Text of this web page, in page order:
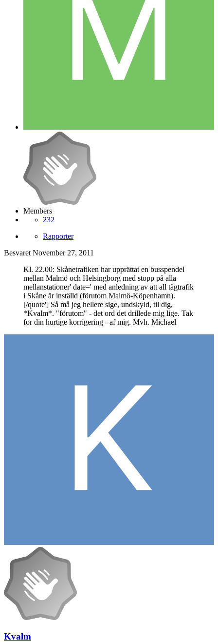
Members
232
Rapporter
Besvaret November 27, 2011
Kl. 22.00: Skånetrafiken har upprättat en busspendel
mellan Malmö och Helsingborg med stopp på alla
mellanstationer' date=' med anledning av att all tågtrafik
i Skåne är inställd (förutom Malmö-Köpenhamn).
[/quote'] Så må jeg hellere sige, undskyld, til dig,
*Kvalm*. "förutom" - det ord det drillede mig lige. Tak
for din hurtige korrigering - af mig. Mvh. Michael
Kvalm